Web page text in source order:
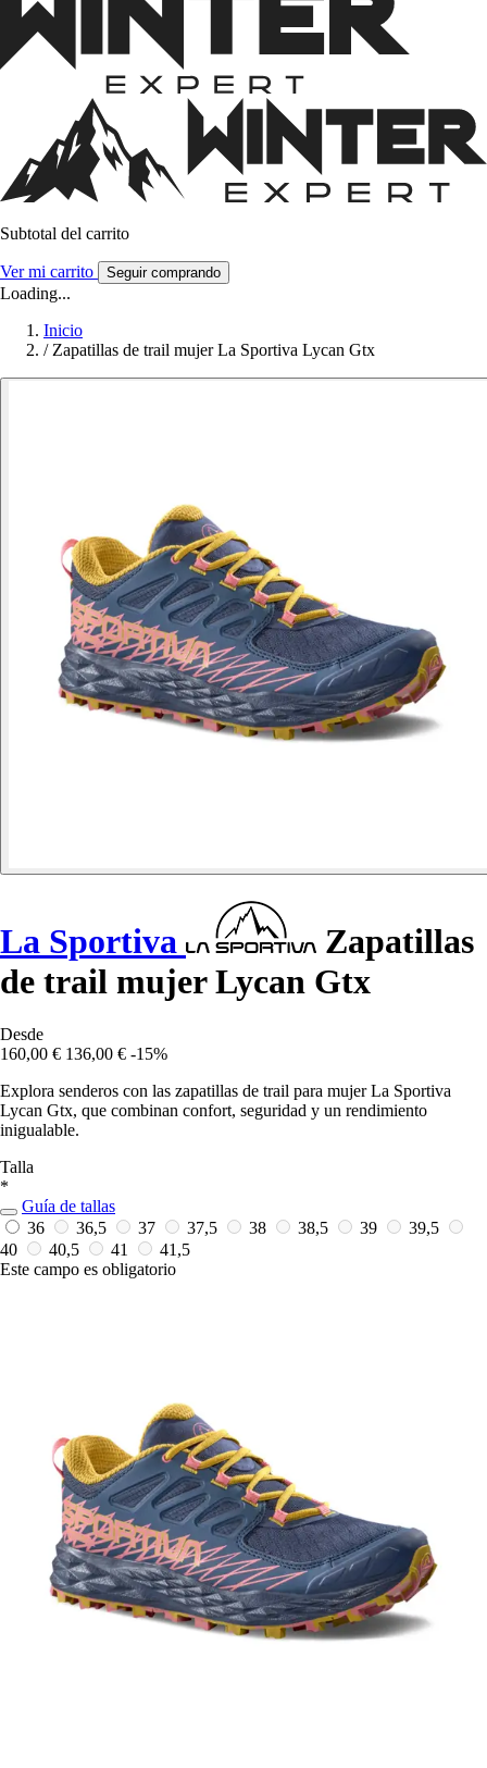
Subtotal del carrito
Ver mi carrito Seguir comprando
Loading...
Inicio
/ Zapatillas de trail mujer La Sportiva Lycan Gtx
La Sportiva
Zapatillas
de trail mujer Lycan Gtx
Desde
160,00 € 136,00 € -15%
Explora senderos con las zapatillas de trail para mujer La Sportiva
Lycan Gtx, que combinan confort, seguridad y un rendimiento
inigualable.
Talla
*
Guía de tallas
36
36,5 37 37,5 38 38,5 39
39,5
40
40,5 41
41,5
Este campo es obligatorio